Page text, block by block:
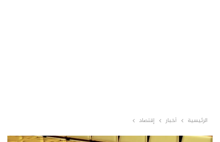
الرئيسية أخبار إقتصاد